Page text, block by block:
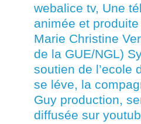
webalice tv, Une
animée et
Marie Christine
de la GUE/NGL)
soutien de l’ecole
se léve, la
Guy production,
diffusée sur